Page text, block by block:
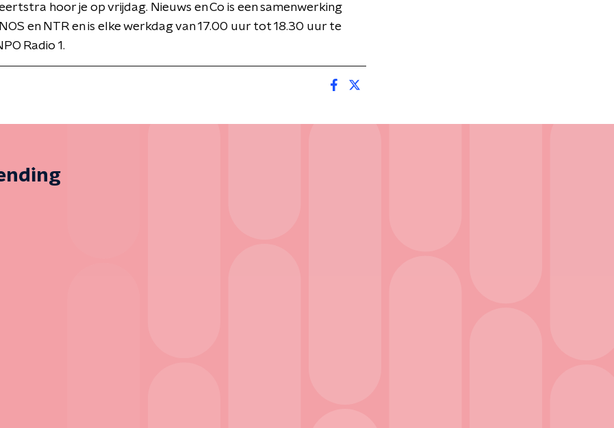
hoor je op vrijdag. Nieuws en Co is een samenwerking
en NTR en is elke werkdag van 17.00 uur tot 18.30 uur te
Radio 1.